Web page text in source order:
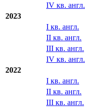
IV кв. англ.
2023
I кв. англ.
II кв. англ.
III кв. англ.
IV кв. англ.
2022
I кв. англ.
II кв. англ.
III кв. англ.